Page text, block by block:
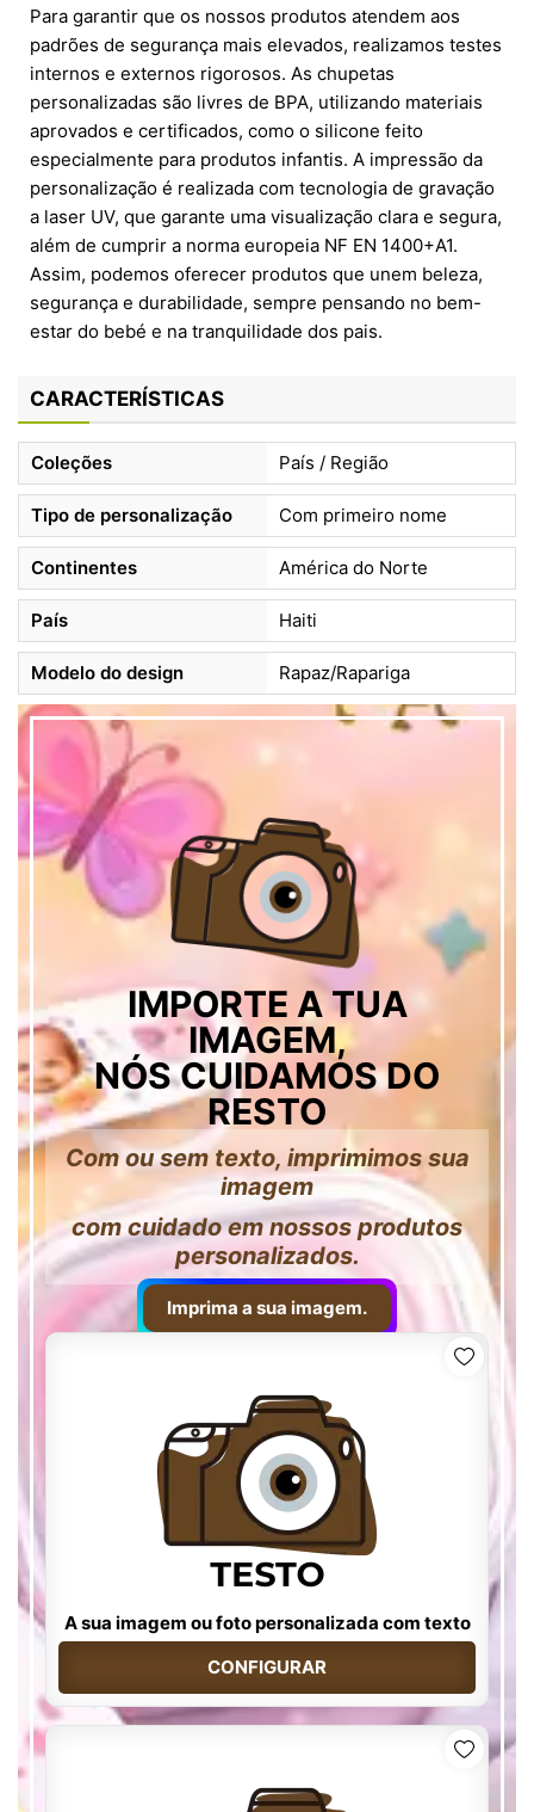
Para garantir que os nossos produtos atendem aos
padrões de segurança mais elevados, realizamos testes
internos e externos rigorosos. As chupetas
personalizadas são livres de BPA, utilizando materiais
aprovados e certificados, como o silicone feito
especialmente para produtos infantis. A impressão da
personalização é realizada com tecnologia de gravação
a laser UV, que garante uma visualização clara e segura,
além de cumprir a norma europeia NF EN 1400+A1.
Assim, podemos oferecer produtos que unem beleza,
segurança e durabilidade, sempre pensando no bem-
estar do bebé e na tranquilidade dos pais.
CARACTERÍSTICAS
Coleções País / Região
Tipo de personalização Com primeiro nome
Continentes América do Norte
País Haiti
Modelo do design Rapaz/Rapariga
IMPORTE A TUA
IMAGEM,
NÓS CUIDAMOS DO
RESTO
Com ou sem texto, imprimimos sua
imagem
com cuidado em nossos produtos
personalizados.
Imprima a sua imagem.
A sua imagem ou foto personalizada com texto
CONFIGURAR